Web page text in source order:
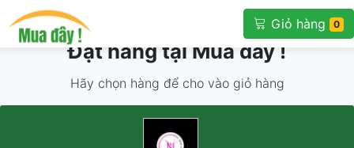
Giỏ hàng 0
Đặt hàng tại Mua đây !
Hãy chọn hàng để cho vào giỏ hàng